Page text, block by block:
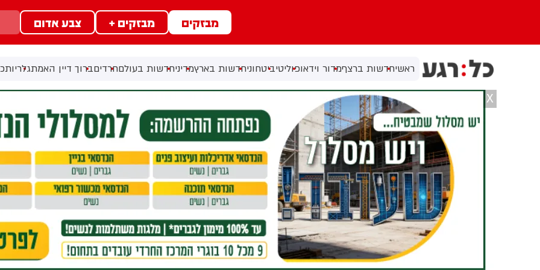
מבזקים מבזקים + צבע אדום
ראשיחדשות ברצףמדור וידאופוליטיביטחוניחדשות בארץמדיניחדשות בעולםחרדיםברוך דיין האמתגלריות
X